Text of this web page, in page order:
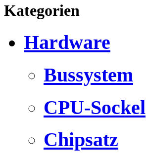
Kategorien
Hardware
Bussystem
CPU-Sockel
Chipsatz